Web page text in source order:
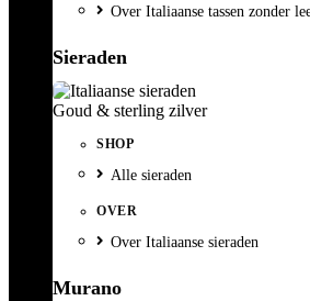
Over Italiaanse tassen zonder
Sieraden
Goud & sterling zilver
SHOP
Alle sieraden
OVER
Over Italiaanse sieraden
Murano